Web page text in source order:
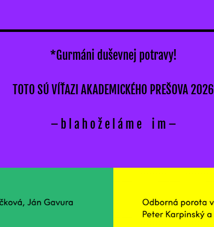
*Gurmáni duševnej potravy!
TOTO SÚ VÍŤAZI AKADEMICKÉHO PREŠOVA 2026
– b l a h o ž e l á m e i m –